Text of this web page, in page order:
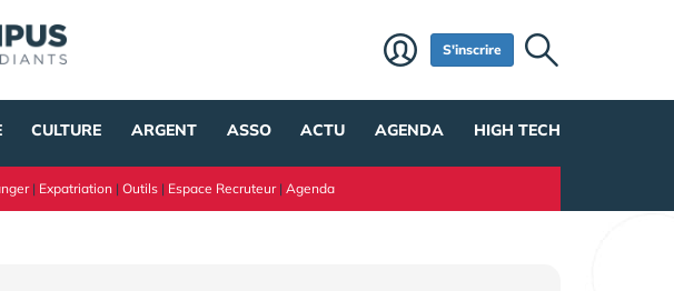
S'inscrire
CULTURE ARGENT ASSO ACTU AGENDA HIGH TECH
| Expatriation | Outils | Espace Recruteur| Agenda